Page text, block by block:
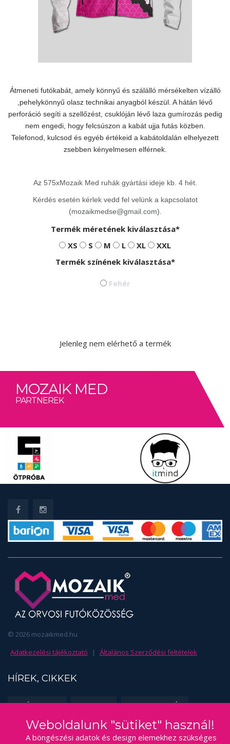
Átmeneti futókabát, amely könnyű és szálálló mérsékelten vízálló
,pehelykönnyű olasz technikai anyagból készül. A hátán lévő
perforáció segíti a szellőzést, csuklóján lévő laza gumírozás pedig
nem engedi, hogy felcsúszon a kabát ujja futás közben.
Telefonod, kulcsod és egyéb értékeid a kabátoldalán elhelyezett
zsebben kényelmesen elférnek.
Az 575xMozaik Med ruhák gyártási ideje kb. 4 hét.
Kérdés esetén kérlek vedd fel velünk a kapcsolatot
(mozaikmedse@gmail.com).
Termék méretének kiválasztása*
XS
S M L XL
XXL
Termék színének kiválasztása*
Fehér
Jelenleg nem elérhető a termék
MOZAIK MED
PARTNEREK
© 2026 mozaikmed.hu
Adatkezelési tájékoztató
| Általános Szerződési feltételek
HÍREK, CIKKEK
EDZÉSSZAKMA FUSS TE IS! SPORTORVOSLÁS
KAPCSOLAT
Weboldalunk "sütiket" használ!
A böngészési adatok és design elemekhez szükséges